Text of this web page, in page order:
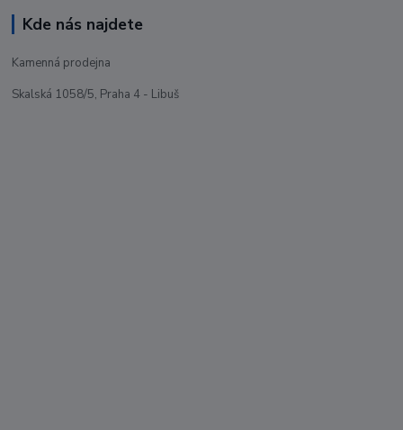
Kde nás najdete
Kamenná prodejna
Skalská 1058/5, Praha 4 - Libuš